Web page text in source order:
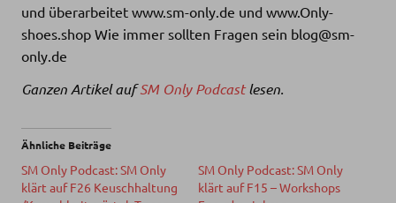
und überarbeitet ⁠www.sm-only.de⁠ und⁠ www.Only-
shoes.shop⁠ Wie immer sollten Fragen sein blog@sm-
only.de
Ganzen Artikel aufSM Only Podcastlesen.
Ähnliche Beiträge
SM Only Podcast: SM Only
klärt auf F26 Keuschhaltung
SM Only Podcast: SM Only
klärt auf F15 – Workshops